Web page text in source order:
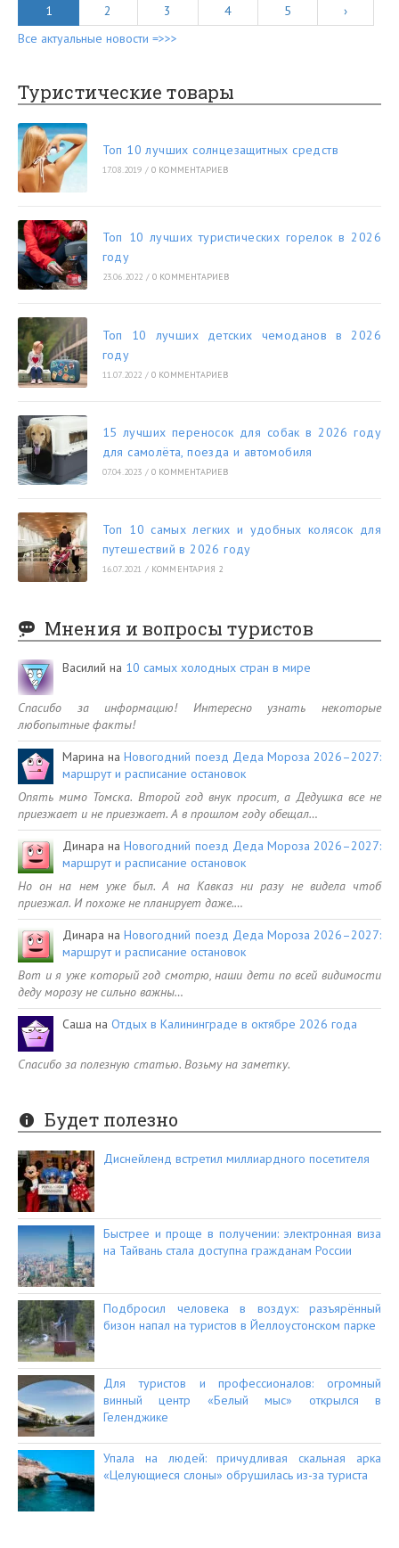
1 2 3 4 5
›
Все актуальные новости =>>>
Туристические товары
Топ 10 лучших солнцезащитных средств
17.08.2019 / 0 КОММЕНТАРИЕВ
Топ 10 лучших туристических горелок в 2026
году
23.06.2022 / 0 КОММЕНТАРИЕВ
Топ 10 лучших детских чемоданов в 2026
году
11.07.2022 / 0 КОММЕНТАРИЕВ
15 лучших переносок для собак в 2026 году
для самолёта, поезда и автомобиля
07.04.2023 / 0 КОММЕНТАРИЕВ
Топ 10 самых легких и удобных колясок для
путешествий в 2026 году
16.07.2021 / КОММЕНТАРИЯ 2
Мнения и вопросы туристов
Василий на 10 самых холодных стран в мире
Спасибо за информацию! Интересно узнать некоторые
любопытные факты!
Марина наНовогодний поезд Деда Мороза 2026–2027:
маршрут и расписание остановок
Опять мимо Томска. Второй год внук просит, а Дедушка все не
приезжает и не приезжает. А в прошлом году обещал…
Динара наНовогодний поезд Деда Мороза 2026–2027:
маршрут и расписание остановок
Но он на нем уже был. А на Кавказ ни разу не видела чтоб
приезжал. И похоже не планирует даже.…
Динара наНовогодний поезд Деда Мороза 2026–2027:
маршрут и расписание остановок
Вот и я уже который год смотрю, наши дети по всей видимости
деду морозу не сильно важны…
Саша на Отдых в Калининграде в октябре 2026 года
Спасибо за полезную статью. Возьму на заметку.
Будет полезно
Диснейленд встретил миллиардного посетителя
Быстрее и проще в получении: электронная виза
на Тайвань стала доступна гражданам России
Подбросил человека в воздух: разъярённый
бизон напал на туристов в Йеллоустонском парке
Для туристов и профессионалов: огромный
винный центр «Белый мыс» открылся в
Геленджике
Упала на людей: причудливая скальная арка
«Целующиеся слоны» обрушилась из-за туриста